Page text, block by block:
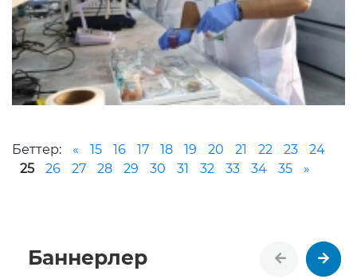
Беттер: « 15 16 17 18 19 20 21 22 23
24
25
26 27 28 29 30 31 32 33 34 35 »
Баннерлер